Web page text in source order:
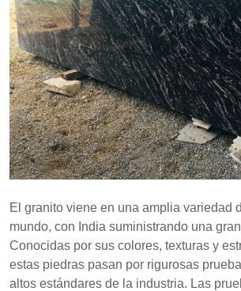
compresión, resistencia al
pruebas de intemperismo,
internacionales.
Agencias de renombre en India,
laboratorios IIT, ofrecen servicios
granito confiables.
Las pruebas de granito son cruciales
la calidad del producto y la confianza
El granito viene en una amplia variedad
mundo, con India suministrando una
Conocidas por sus colores, texturas y
estas piedras pasan por rigurosas
altos estándares de la industria. Las